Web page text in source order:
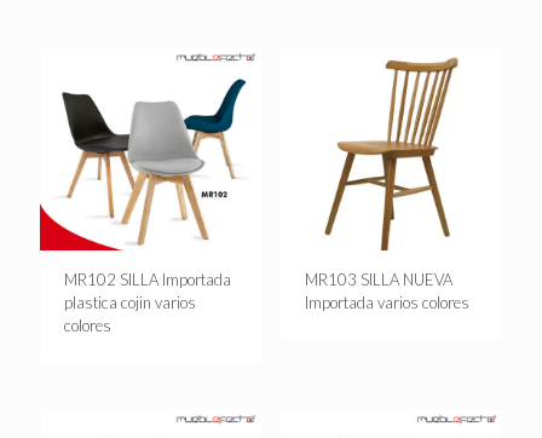
MR102 SILLA Importada
plastica cojin varios
colores
MR103 SILLA NUEVA
Importada varios colores